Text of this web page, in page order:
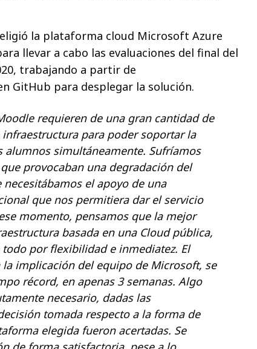
la plataforma cloud Microsoft Azure
llevar a cabo las evaluaciones del final del
trabajando a partir de
GitHub para desplegar la solución.
requieren de una gran cantidad de
para poder soportar la
alumnos simultáneamente. Sufríamos
provocaban una degradación del
el apoyo de una
que nos permitiera dar el servicio
momento, pensamos que la mejor
basada en una Cloud pública,
por flexibilidad e inmediatez. El
la implicación del equipo de Microsoft, se
récord, en apenas 3 semanas. Algo
necesario, dadas las
tomada respecto a la forma de
elegida fueron acertadas. Se